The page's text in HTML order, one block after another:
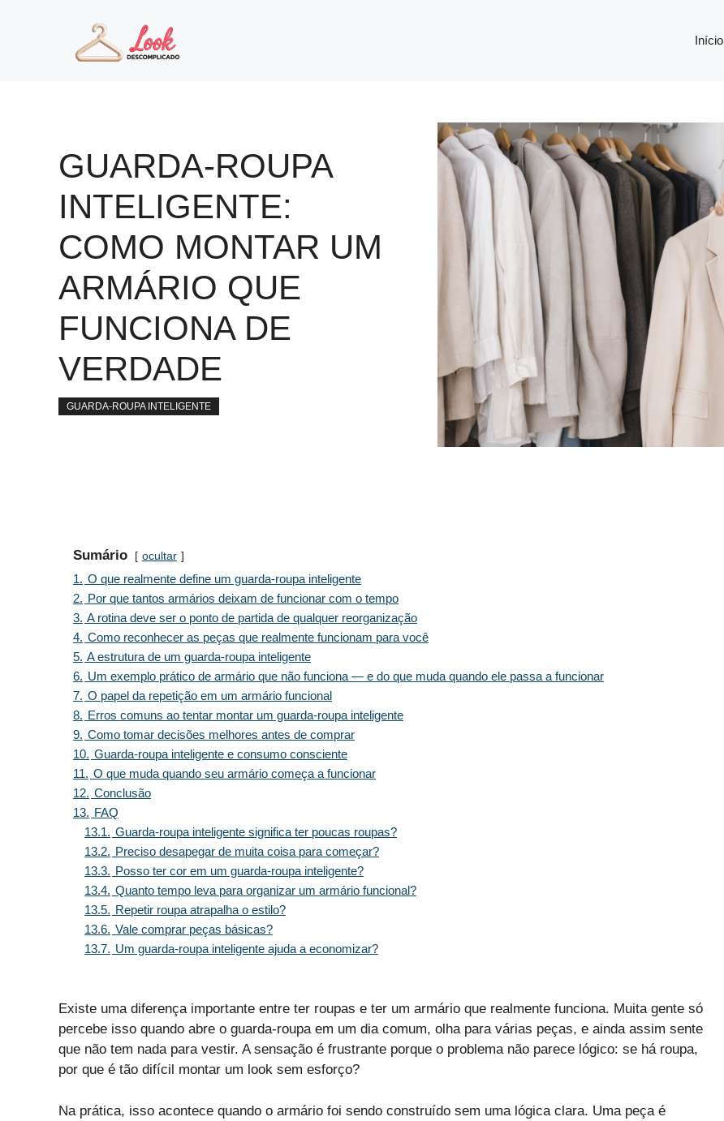
Início
GUARDA-ROUPA
INTELIGENTE:
COMO MONTAR UM
ARMÁRIO QUE
FUNCIONA DE
VERDADE
GUARDA-ROUPA INTELIGENTE
Sumário ocultar
1. O que realmente define um guarda-roupa inteligente
2. Por que tantos armários deixam de funcionar com o tempo
3. A rotina deve ser o ponto de partida de qualquer reorganização
4. Como reconhecer as peças que realmente funcionam para você
5. A estrutura de um guarda-roupa inteligente
6. Um exemplo prático de armário que não funciona — e do que muda quando ele passa a funcionar
7. O papel da repetição em um armário funcional
8. Erros comuns ao tentar montar um guarda-roupa inteligente
9. Como tomar decisões melhores antes de comprar
10. Guarda-roupa inteligente e consumo consciente
11. O que muda quando seu armário começa a funcionar
12. Conclusão
13. FAQ
13.1. Guarda-roupa inteligente significa ter poucas roupas?
13.2. Preciso desapegar de muita coisa para começar?
13.3. Posso ter cor em um guarda-roupa inteligente?
13.4. Quanto tempo leva para organizar um armário funcional?
13.5. Repetir roupa atrapalha o estilo?
13.6. Vale comprar peças básicas?
13.7. Um guarda-roupa inteligente ajuda a economizar?
Existe uma diferença importante entre ter roupas e ter um armário que realmente funciona. Muita gente só
percebe isso quando abre o guarda-roupa em um dia comum, olha para várias peças, e ainda assim sente
que não tem nada para vestir. A sensação é frustrante porque o problema não parece lógico: se há roupa,
por que é tão difícil montar um look sem esforço?
Na prática, isso acontece quando o armário foi sendo construído sem uma lógica clara. Uma peça é